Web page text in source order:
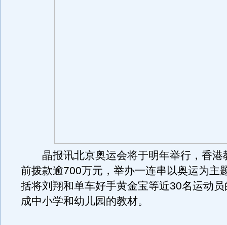
晶报讯北京奥运会将于明年举行，香港
前拨款逾700万元，举办一连串以奥运为主
括将刘翔和单车好手黄金宝等近30名运动
成中小学和幼儿园的教材。